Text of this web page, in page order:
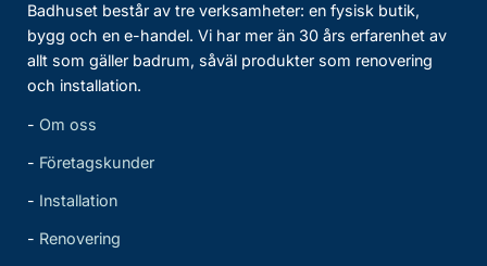
Badhuset består av tre verksamheter: en fysisk butik,
bygg och en e-handel. Vi har mer än 30 års erfarenhet av
allt som gäller badrum, såväl produkter som renovering
och installation.
- Om oss
- Företagskunder
- Installation
- Renovering